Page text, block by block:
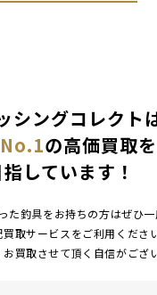
シングコレクト
の高価買取を
指しています！
た釣具をお持ちの方はぜひ一
取サービスをご利用ください
買取させて頂く自信がござ